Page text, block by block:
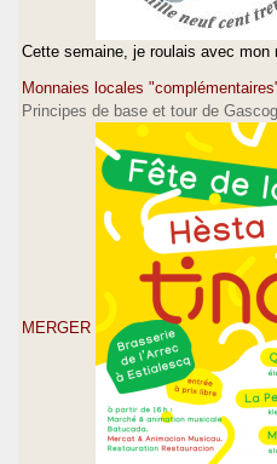
Cette semaine, je roulais avec
Monnaies locales
Principes de base et tour de
MERGER